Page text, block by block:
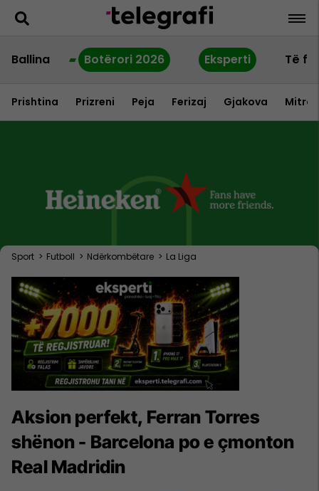
Ballina Botërori 2026 Eksperti Të
Prishtina Prizreni Peja Ferizaj Gjakova
Sport > Futboll > Ndërkombëtare > La Liga
Aksion perfekt, Ferran Torres
shënon - Barcelona po e çmonton
Real Madridin